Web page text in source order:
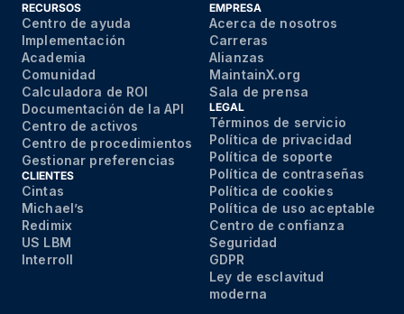
RECURSOS
Centro de ayuda
Implementación
Academia
Comunidad
Calculadora de ROI
Documentación de la API
Centro de activos
Centro de procedimientos
Gestionar preferencias
CLIENTES
Cintas
Michael’s
Redimix
US LBM
Interroll
EMPRESA
Acerca de nosotros
Carreras
Alianzas
MaintainX.org
Sala de prensa
LEGAL
Términos de servicio
Política de privacidad
Política de soporte
Política de contraseñas
Política de cookies
Política de uso aceptable
Centro de confianza
Seguridad
GDPR
Ley de esclavitud
moderna